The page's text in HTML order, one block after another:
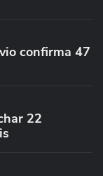
confirma 47
22